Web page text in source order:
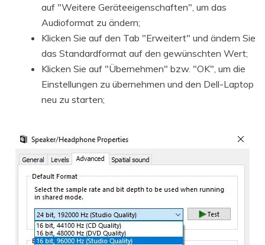
auf "Weitere Geräteeigenschaften", um das
Audioformat zu ändern;
Klicken Sie auf den Tab "Erweitert" und ändern Sie
das Standardformat auf den gewünschten Wert;
Klicken Sie auf "Übernehmen" bzw. "OK", um die
Einstellungen zu übernehmen und den Dell-Laptop
neu zu starten;